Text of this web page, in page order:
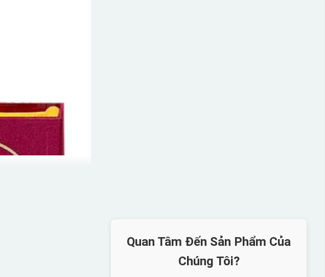
Quan Tâm Đến Sản Phẩm Của
Chúng Tôi?